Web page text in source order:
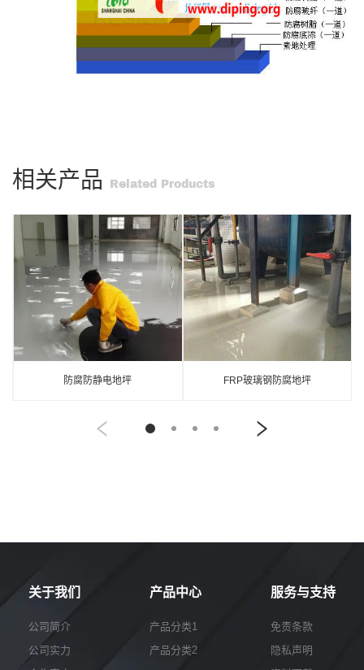
相关产品 Related Products
防腐防静电地坪 FRP玻璃钢防腐地坪
关于我们
公司简介
公司实力
产品中心
产品分类1
产品分类2
服务与支持
免责条款
隐私声明